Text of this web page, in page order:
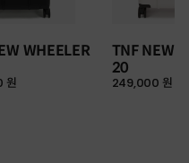
WHEELER
원
TNF NEW
20
249,000 원